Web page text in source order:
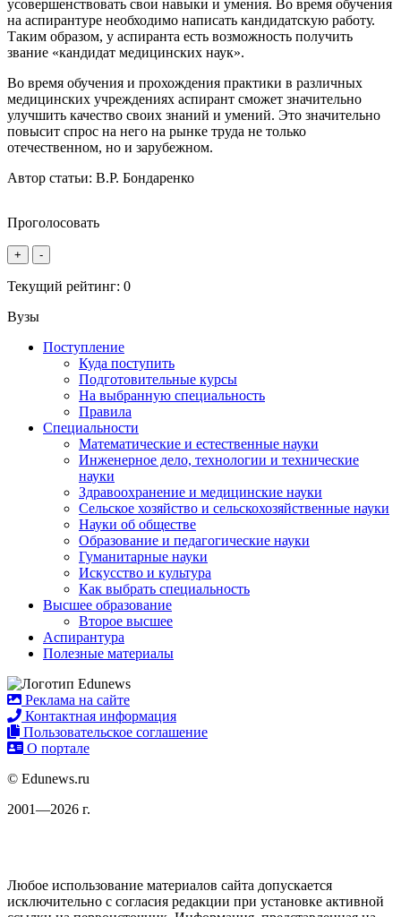
усовершенствовать свои навыки и умения. Во время обучения
на аспирантуре необходимо написать кандидатскую работу.
Таким образом, у аспиранта есть возможность получить
звание «кандидат медицинских наук».
Во время обучения и прохождения практики в различных
медицинских учреждениях аспирант сможет значительно
улучшить качество своих знаний и умений. Это значительно
повысит спрос на него на рынке труда не только
отечественном, но и зарубежном.
Автор статьи: В.Р. Бондаренко
Проголосовать
+ -
Текущий рейтинг: 0
Вузы
Поступление
Куда поступить
Подготовительные курсы
На выбранную специальность
Правила
Специальности
Математические и естественные науки
Инженерное дело, технологии и технические
науки
Здравоохранение и медицинские науки
Сельское хозяйство и сельскохозяйственные науки
Науки об обществе
Образование и педагогические науки
Гуманитарные науки
Искусство и культура
Как выбрать специальность
Высшее образование
Второе высшее
Аспирантура
Полезные материалы
Реклама на сайте
Контактная информация
Пользовательское соглашение
О портале
© Edunews.ru
2001—2026 г.
Любое использование материалов сайта допускается
исключительно с согласия редакции при установке активной